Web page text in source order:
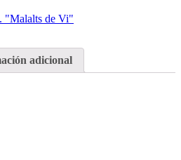
de Vi"
adicional